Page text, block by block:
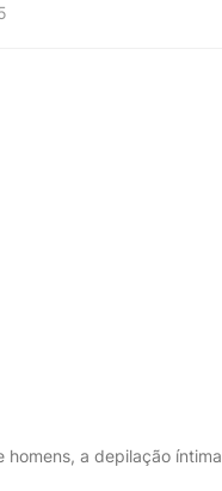
homens, a depilação íntima